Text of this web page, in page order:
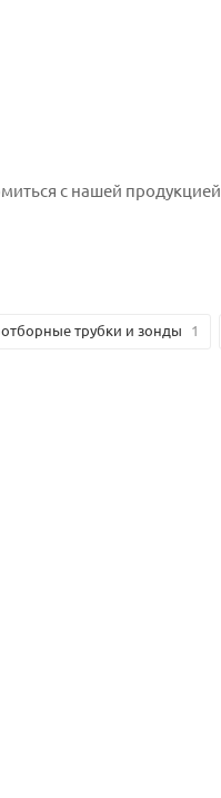
с нашей продукцией.
трубки и зонды 1